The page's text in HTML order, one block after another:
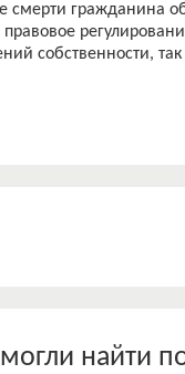
смерти гражданина
собственности,
такой
что тема
найти